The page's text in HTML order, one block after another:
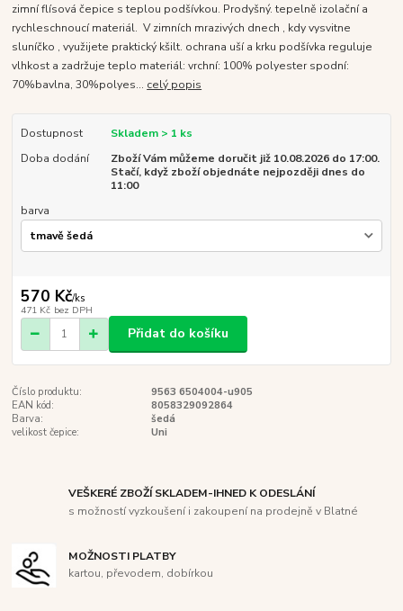
zimní flísová čepice s teplou podšívkou. Prodyšný. tepelně izolační a
rychleschnoucí materiál. V zimních mrazivých dnech , kdy vysvitne
sluníčko , využijete praktický kšilt. ochrana uší a krku podšívka reguluje
vlhkost a zadržuje teplo materiál: vrchní: 100% polyester spodní:
70%bavlna, 30%polyes... celý popis
Dostupnost
Skladem > 1 ks
Doba dodání
Zboží Vám můžeme doručit již 10.08.2026 do 17:00.
Stačí, když zboží objednáte nejpozději dnes do
11:00
barva
570 Kč/ks
471 Kč bez DPH
Přidat do košíku
Číslo produktu:
9563 6504004-u905
EAN kód:
8058329092864
Barva:
šedá
velikost čepice:
Uni
VEŠKERÉ ZBOŽÍ SKLADEM-IHNED K ODESLÁNÍ
s možností vyzkoušení i zakoupení na prodejně v Blatné
MOŽNOSTI PLATBY
kartou, převodem, dobírkou